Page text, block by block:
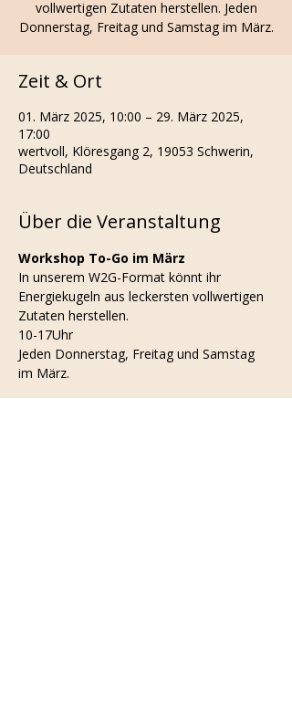
vollwertigen Zutaten herstellen. Jeden
Donnerstag, Freitag und Samstag im März.
Zeit & Ort
01. März 2025, 10:00 – 29. März 2025,
17:00
wertvoll, Klöresgang 2, 19053 Schwerin,
Deutschland
Über die Veranstaltung
Workshop To-Go im März
In unserem W2G-Format könnt ihr
Energiekugeln aus leckersten vollwertigen
Zutaten herstellen.
10-17Uhr
Jeden Donnerstag, Freitag und Samstag
im März.